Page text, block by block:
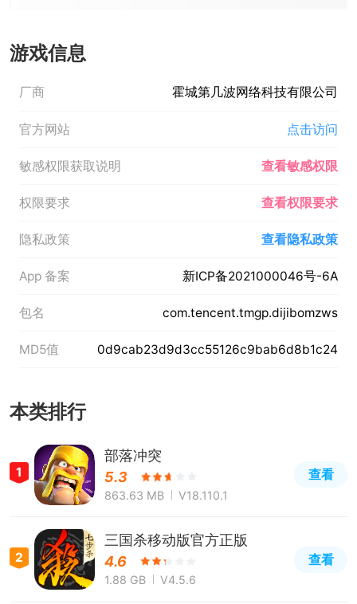
游戏信息
厂商 霍城第几波网络科技有限公司
官方网站 点击访问
敏感权限获取说明 查看敏感权限
权限要求 查看权限要求
隐私政策 查看隐私政策
App 备案 新ICP备2021000046号-6A
包名 com.tencent.tmgp.dijibomzws
MD5值 0d9cab23d9d3cc55126c9bab6d8b1c24
本类排行
1
部落冲突
5.3
863.63 MB V18.110.1
查看
2
三国杀移动版官方正版
4.6
1.88 GB V4.5.6
查看